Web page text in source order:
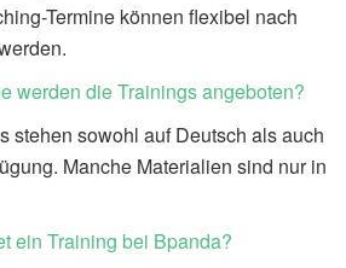
Termine können flexibel nach
werden die Trainings angeboten?
stehen sowohl auf Deutsch als auch
Manche Materialien sind nur in
ein Training bei Bpanda?